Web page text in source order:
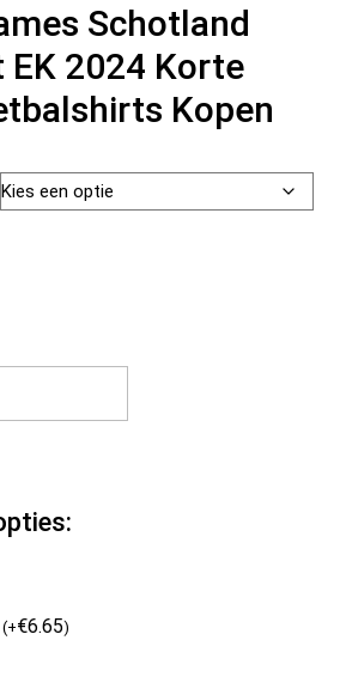
Schotland
2024 Korte
Kopen
(+€6.65)